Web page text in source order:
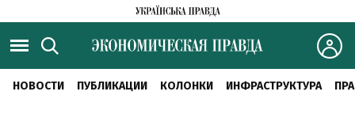
НОВОСТИ ПУБЛИКАЦИИ КОЛОНКИ ИНФРАСТРУКТУРА